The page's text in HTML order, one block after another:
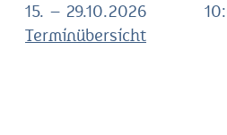
15. – 29.10.2026
Terminübersicht